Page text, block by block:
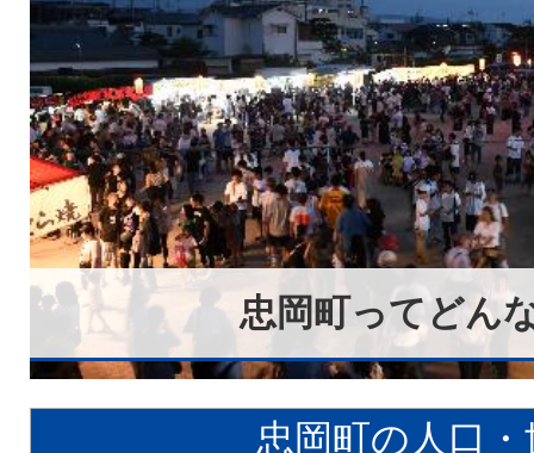
忠岡町ってどん
忠岡町の人口